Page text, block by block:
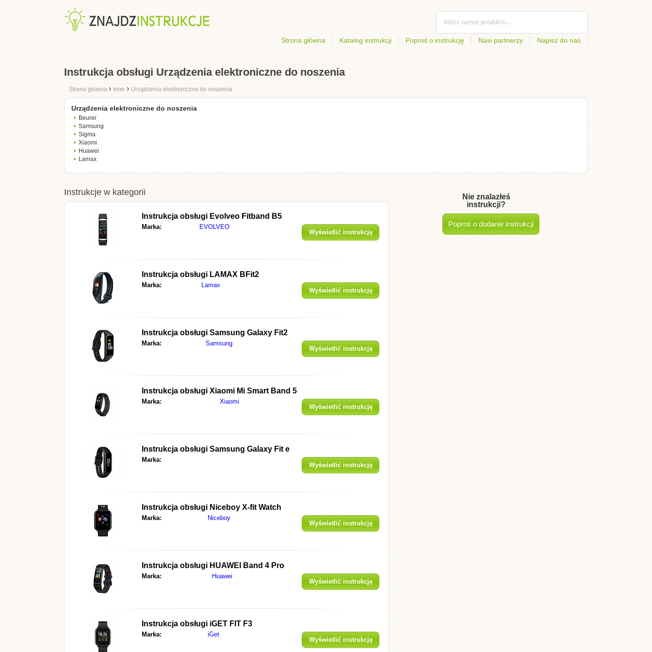
Strona główna Katalog instrukcji Poproś o instrukcję Nasi partnerzy Napisz do nas
Instrukcja obsługi Urządzenia elektroniczne do noszenia
Strona główna › Inne › Urządzenia elektroniczne do noszenia
Urządzenia elektroniczne do noszenia
Beurer
Samsung
Sigma
Xiaomi
Huawei
Lamax
Instrukcje w kategorii
Instrukcja obsługi Evolveo Fitband B5
Marka: EVOLVEO
Wyświetlić instrukcję
Instrukcja obsługi LAMAX BFit2
Marka: Lamax
Wyświetlić instrukcję
Instrukcja obsługi Samsung Galaxy Fit2
Marka: Samsung
Wyświetlić instrukcję
Instrukcja obsługi Xiaomi Mi Smart Band 5
Marka: Xiaomi
Wyświetlić instrukcję
Instrukcja obsługi Samsung Galaxy Fit e
Marka:
Wyświetlić instrukcję
Instrukcja obsługi Niceboy X-fit Watch
Marka: Niceboy
Wyświetlić instrukcję
Instrukcja obsługi HUAWEI Band 4 Pro
Marka: Huawei
Wyświetlić instrukcję
Instrukcja obsługi iGET FIT F3
Marka: iGet
Wyświetlić instrukcję
Nie znalazłeś
instrukcji?
Poproś o dodanie instrukcji